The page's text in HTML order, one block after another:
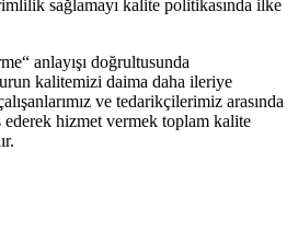
sağlamayı kalite politikasında ilke
anlayışı doğrultusunda
urun kalitemizi daima daha ileriye
ve tedarikçilerimiz arasında
ederek hizmet vermek toplam kalite